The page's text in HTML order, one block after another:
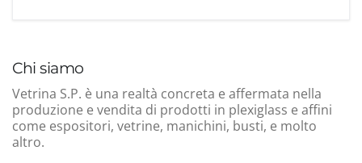
Chi siamo
Vetrina S.P. è una realtà concreta e affermata nella
produzione e vendita di prodotti in plexiglass e affini
come espositori, vetrine, manichini, busti, e molto
altro.